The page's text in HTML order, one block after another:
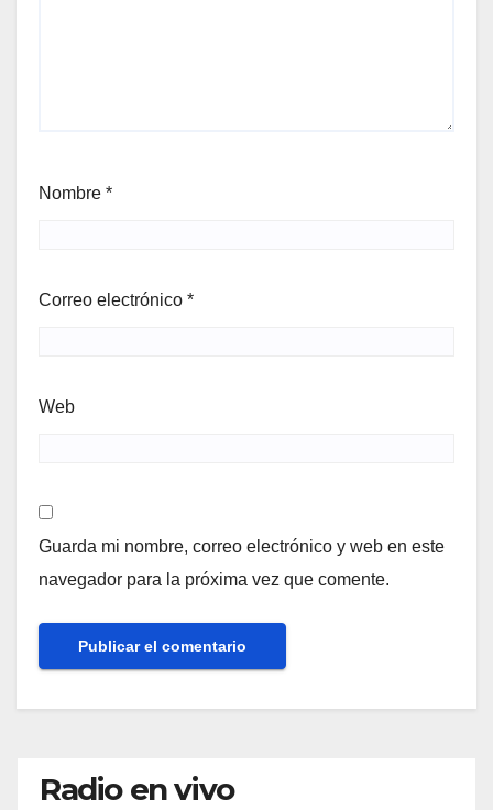
Nombre *
Correo electrónico *
Web
Guarda mi nombre, correo electrónico y web en este
navegador para la próxima vez que comente.
Radio en vivo